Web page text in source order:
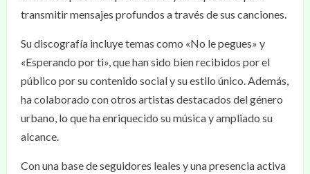
transmitir mensajes profundos a través de sus canciones.
Su discografía incluye temas como «No le pegues» y
«Esperando por ti», que han sido bien recibidos por el
público por su contenido social y su estilo único. Además,
ha colaborado con otros artistas destacados del género
urbano, lo que ha enriquecido su música y ampliado su
alcance.
Con una base de seguidores leales y una presencia activa